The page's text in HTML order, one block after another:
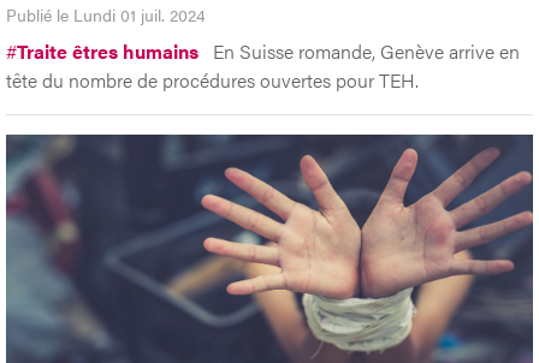
Publié le Lundi 01 juil. 2024
#Traite êtres humains En Suisse romande, Genève arrive en
tête du nombre de procédures ouvertes pour TEH.